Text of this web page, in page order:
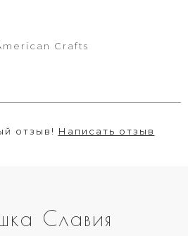
Crafts
отзыв! Написать отзыв
Славия